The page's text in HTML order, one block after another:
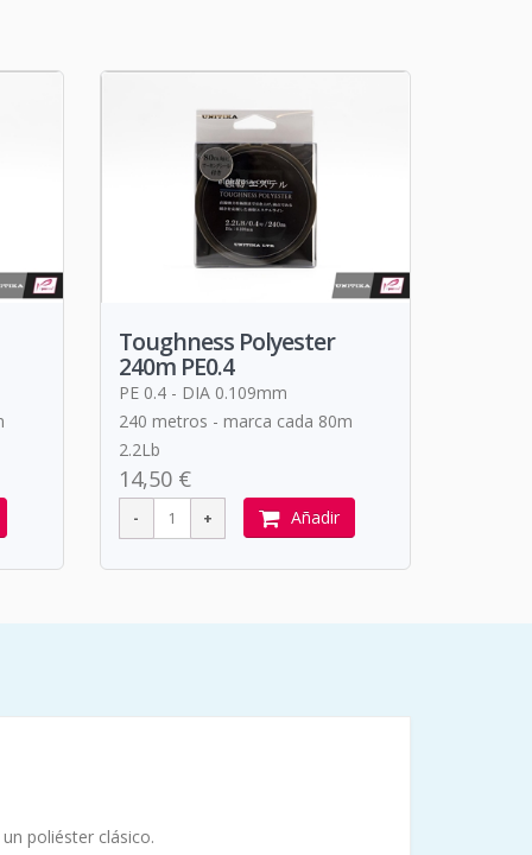
Toughness Polyester
240m PE0.4
PE 0.4 - DIA 0.109mm
240 metros - marca cada 80m
2.2Lb
14,50 €
Añadir
poliéster clásico.